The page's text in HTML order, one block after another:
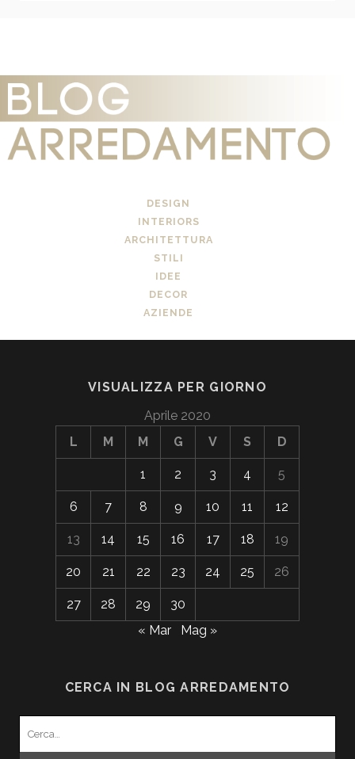
DESIGN
INTERIORS
ARCHITETTURA
STILI
IDEE
DECOR
AZIENDE
VISUALIZZA PER GIORNO
Aprile 2020
L
M M G V S D
1 2 3 4 5
6 7 8 9 10 11 12
13 14 15 16 17 18 19
20 21 22 23 24 25 26
27 28 29
30
« Mar
Mag »
CERCA IN BLOG ARREDAMENTO